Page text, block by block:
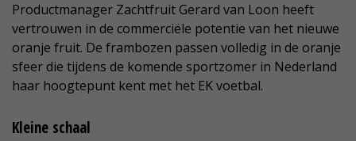
Productmanager Zachtfruit Gerard van Loon heeft
vertrouwen in de commerciële potentie van het nieuwe
oranje fruit. De frambozen passen volledig in de oranje
sfeer die tijdens de komende sportzomer in Nederland
haar hoogtepunt kent met het EK voetbal.
Kleine schaal